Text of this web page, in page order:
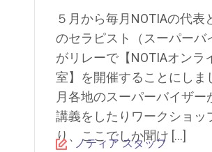
５月から毎月NOTIAの代表
のセラピスト（スーパーバ
がリレーで【NOTIAオンラ
室】を開催することにしま
月各地のスーパーバイザー
講義をしたりワークショッ
り、ここでしか聞け […]
ノティア スタッフ